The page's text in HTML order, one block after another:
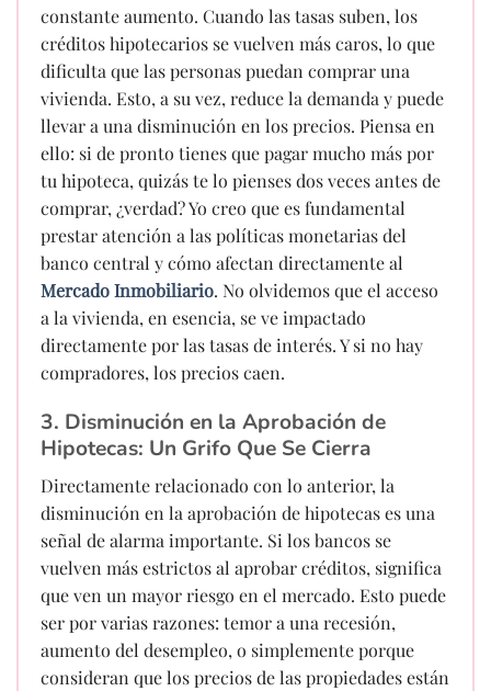
constante aumento. Cuando las tasas suben, los
créditos hipotecarios se vuelven más caros, lo que
dificulta que las personas puedan comprar una
vivienda. Esto, a su vez, reduce la demanda y puede
llevar a una disminución en los precios. Piensa en
ello: si de pronto tienes que pagar mucho más por
tu hipoteca, quizás te lo pienses dos veces antes de
comprar, ¿verdad? Yo creo que es fundamental
prestar atención a las políticas monetarias del
banco central y cómo afectan directamente al
Mercado Inmobiliario. No olvidemos que el acceso
a la vivienda, en esencia, se ve impactado
directamente por las tasas de interés. Y si no hay
compradores, los precios caen.
3. Disminución en la Aprobación de
Hipotecas: Un Grifo Que Se Cierra
Directamente relacionado con lo anterior, la
disminución en la aprobación de hipotecas es una
señal de alarma importante. Si los bancos se
vuelven más estrictos al aprobar créditos, significa
que ven un mayor riesgo en el mercado. Esto puede
ser por varias razones: temor a una recesión,
aumento del desempleo, o simplemente porque
consideran que los precios de las propiedades están